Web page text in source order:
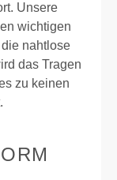
Unsere
wichtigen
nahtlose
das Tragen
zu keinen